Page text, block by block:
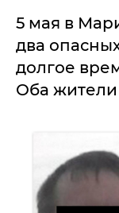
5 мая в
два
долгое
Оба